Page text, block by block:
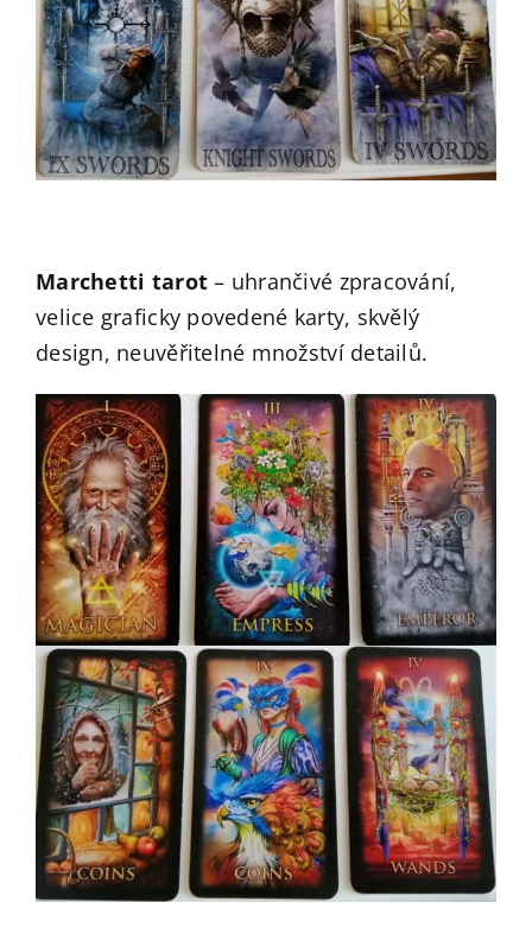
Marchetti tarot – uhrančivé zpracování,
velice graficky povedené karty, skvělý
design, neuvěřitelné množství detailů.